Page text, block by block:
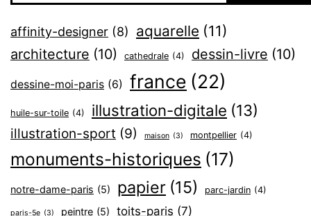
affinity-designer (8) aquarelle (11)
architecture (10) cathedrale (4) dessin-livre (10)
dessine-moi-paris (6) france (22)
huile-sur-toile (4) illustration-digitale (13)
illustration-sport (9) maison (3) montpellier (4)
monuments-historiques (17)
notre-dame-paris (5) papier (15) parc-jardin (4)
paris-5e (3) peintre (5) toits-paris (7)